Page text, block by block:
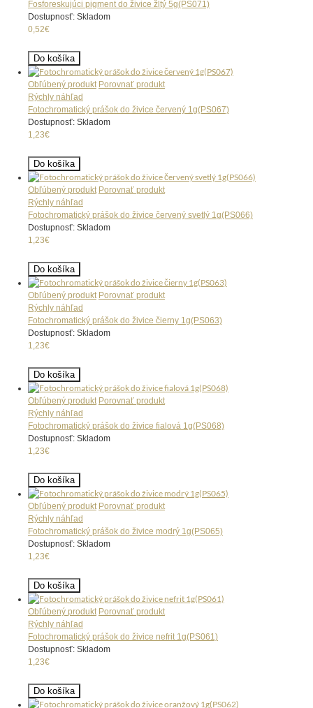
Fosforeskujúci pigment do živice žltý 5g(PS071)
Dostupnosť: Skladom
0,52€
Do košíka
Obľúbený produkt Porovnať produkt
Rýchly náhľad
Fotochromatický prášok do živice červený 1g(PS067)
Dostupnosť: Skladom
1,23€
Do košíka
Obľúbený produkt Porovnať produkt
Rýchly náhľad
Fotochromatický prášok do živice červený svetlý 1g(PS066)
Dostupnosť: Skladom
1,23€
Do košíka
Obľúbený produkt Porovnať produkt
Rýchly náhľad
Fotochromatický prášok do živice čierny 1g(PS063)
Dostupnosť: Skladom
1,23€
Do košíka
Obľúbený produkt Porovnať produkt
Rýchly náhľad
Fotochromatický prášok do živice fialová 1g(PS068)
Dostupnosť: Skladom
1,23€
Do košíka
Obľúbený produkt Porovnať produkt
Rýchly náhľad
Fotochromatický prášok do živice modrý 1g(PS065)
Dostupnosť: Skladom
1,23€
Do košíka
Obľúbený produkt Porovnať produkt
Rýchly náhľad
Fotochromatický prášok do živice nefrit 1g(PS061)
Dostupnosť: Skladom
1,23€
Do košíka